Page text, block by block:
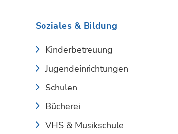
Soziales & Bildung
Kinderbetreuung
Jugendeinrichtungen
Schulen
Bücherei
VHS & Musikschule